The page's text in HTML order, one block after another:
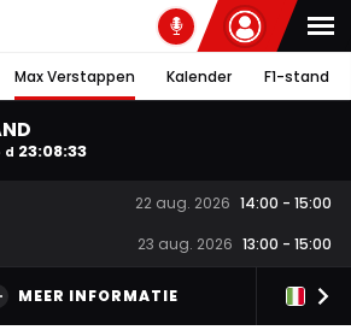
Max Verstappen Kalender F1-stand
d 23:08:32
22 aug. 2026 14:00 - 15:00
23 aug. 2026 13:00 - 15:00
MEER INFORMATIE